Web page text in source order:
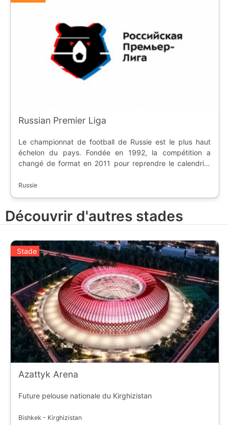
Russian Premier Liga
Le championnat de football de Russie est le plus haut
échelon du pays. Fondée en 1992, la compétition a
changé de format en 2011 pour reprendre le calendrier
de trois mois en hiver. Les équipes participent à la Coupe
L'équipe la plus titrée est le Spartak Moscou avec 10
championnats.
Russie
Découvrir d'autres stades
Stade
Azattyk Arena
Future pelouse nationale du Kirghizistan
Bishkek - Kirghizistan